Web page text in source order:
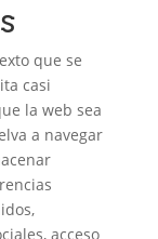
que se
casi
la web sea
a navegar
acceso